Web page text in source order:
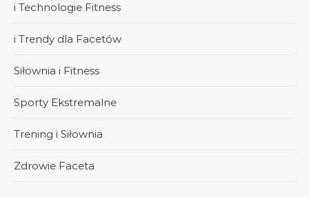
i Technologie Fitness
i Trendy dla Facetów
Siłownia i Fitness
Sporty Ekstremalne
Trening i Siłownia
Zdrowie Faceta